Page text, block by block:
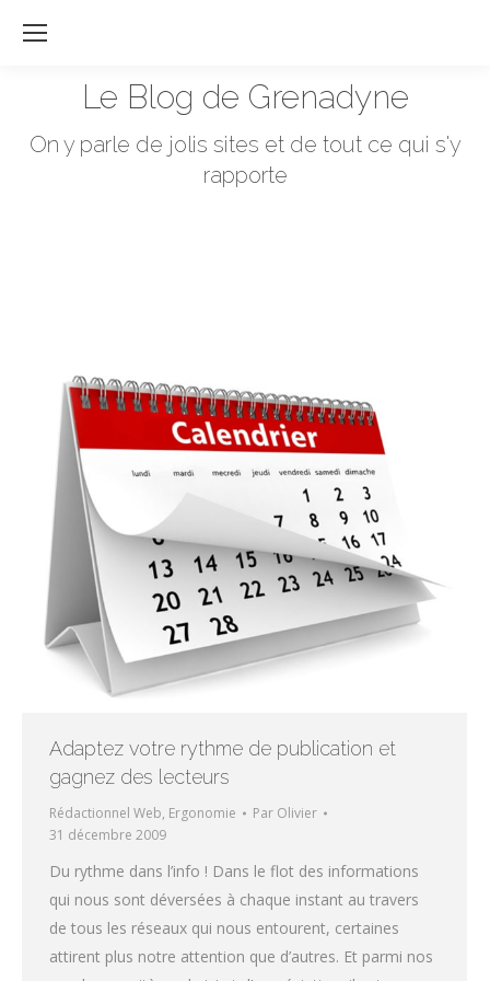
Le Blog de Grenadyne
On y parle de jolis sites et de tout ce qui s'y
rapporte
Vous êtes ici :
Adaptez votre rythme de publication et
gagnez des lecteurs
Rédactionnel Web, Ergonomie Par Olivier
31 décembre 2009
Du rythme dans l’info ! Dans le flot des informations
qui nous sont déversées à chaque instant au travers
de tous les réseaux qui nous entourent, certaines
attirent plus notre attention que d’autres. Et parmi nos